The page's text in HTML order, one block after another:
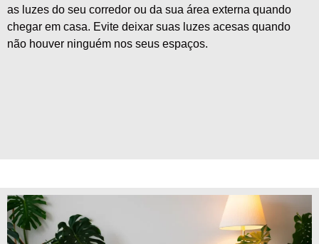
as luzes do seu corredor ou da sua área externa quando
chegar em casa. Evite deixar suas luzes acesas quando
não houver ninguém nos seus espaços.